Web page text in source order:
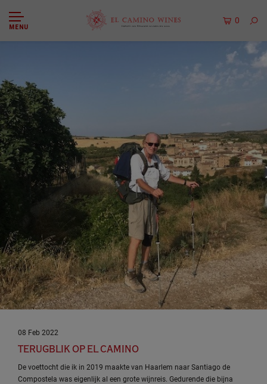
MENU
0
08 Feb 2022
TERUGBLIK OP EL CAMINO
De voettocht die ik in 2019 maakte van Haarlem naar Santiago de
Compostela was eigenlijk al een grote wijnreis. Gedurende die bijna